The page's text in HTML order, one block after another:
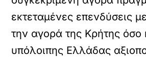
εκτεταμένες επενδύσεις
την αγορά της Κρήτης όσο
υπόλοιπης Ελλάδας